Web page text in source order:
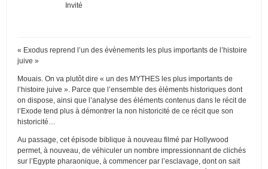
Invité
« Exodus reprend l’un des évènements les plus importants de l’histoire
juive »
Mouais. On va plutôt dire « un des MYTHES les plus importants de
l’histoire juive ». Parce que l’ensemble des éléments historiques dont
on dispose, ainsi que l’analyse des éléments contenus dans le récit de
l’Exode tend plus à démontrer la non historicité de ce récit que son
historicité…
Au passage, cet épisode biblique à nouveau filmé par Hollywood
permet, à nouveau, de véhiculer un nombre impressionnant de clichés
sur l’Egypte pharaonique, à commencer par l’esclavage, dont on sait